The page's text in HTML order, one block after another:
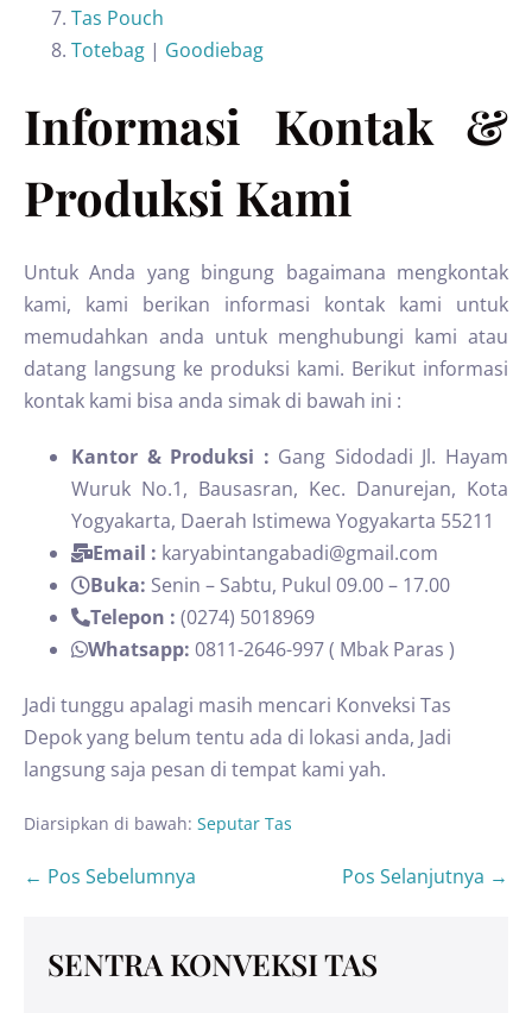
Tas Pouch
Totebag | Goodiebag
Informasi Kontak &
Produksi Kami
Untuk Anda yang bingung bagaimana mengkontak
kami, kami berikan informasi kontak kami untuk
memudahkan anda untuk menghubungi kami atau
datang langsung ke produksi kami. Berikut informasi
kontak kami bisa anda simak di bawah ini :
Kantor & Produksi : Gang Sidodadi Jl. Hayam
Wuruk No.1, Bausasran, Kec. Danurejan, Kota
Yogyakarta, Daerah Istimewa Yogyakarta 55211
Email : karyabintangabadi@gmail.com
Buka: Senin – Sabtu, Pukul 09.00 – 17.00
Telepon : (0274) 5018969
Whatsapp: 0811-2646-997 ( Mbak Paras )
Jadi tunggu apalagi masih mencari Konveksi Tas
Depok yang belum tentu ada di lokasi anda, Jadi
langsung saja pesan di tempat kami yah.
Diarsipkan di bawah: Seputar Tas
← Pos Sebelumnya Pos Selanjutnya →
SENTRA KONVEKSI TAS